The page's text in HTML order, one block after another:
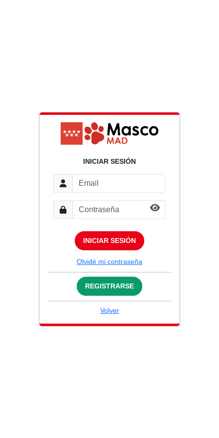
INICIAR SESIÓN
INICIAR SESIÓN
Olvidé mi contraseña
REGISTRARSE
Volver